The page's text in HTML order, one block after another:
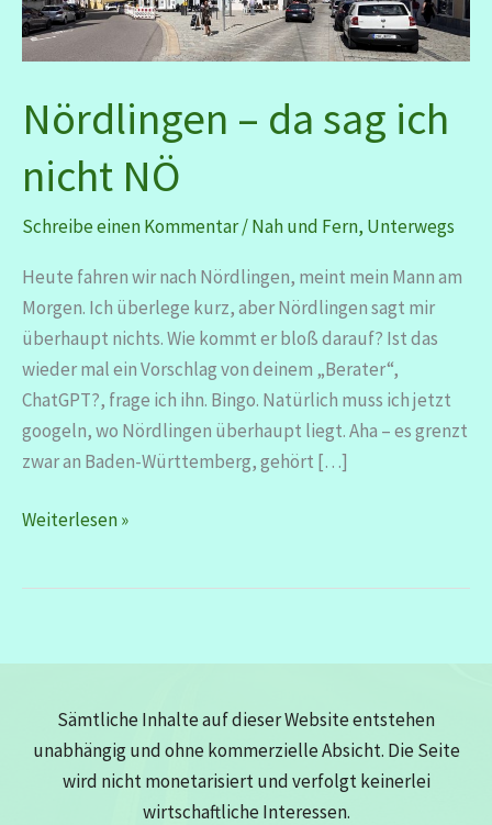
Nördlingen – da sag ich
nicht NÖ
Schreibe einen Kommentar/Nah und Fern, Unterwegs
Heute fahren wir nach Nördlingen, meint mein Mann am
Morgen. Ich überlege kurz, aber Nördlingen sagt mir
überhaupt nichts. Wie kommt er bloß darauf? Ist das
wieder mal ein Vorschlag von deinem „Berater“,
ChatGPT?, frage ich ihn. Bingo. Natürlich muss ich jetzt
googeln, wo Nördlingen überhaupt liegt. Aha – es grenzt
zwar an Baden-Württemberg, gehört […]
Nördlingen
Weiterlesen »
Sämtliche Inhalte auf dieser Website entstehen
unabhängig und ohne kommerzielle Absicht. Die Seite
wird nicht monetarisiert und verfolgt keinerlei
wirtschaftliche Interessen.